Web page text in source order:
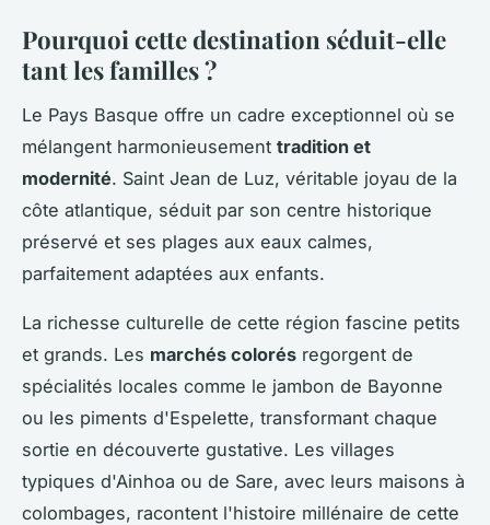
Pourquoi cette destination séduit-elle
tant les familles ?
Le Pays Basque offre un cadre exceptionnel où se
mélangent harmonieusement tradition et
modernité. Saint Jean de Luz, véritable joyau de la
côte atlantique, séduit par son centre historique
préservé et ses plages aux eaux calmes,
parfaitement adaptées aux enfants.
La richesse culturelle de cette région fascine petits
et grands. Les marchés colorés regorgent de
spécialités locales comme le jambon de Bayonne
ou les piments d'Espelette, transformant chaque
sortie en découverte gustative. Les villages
typiques d'Ainhoa ou de Sare, avec leurs maisons à
colombages, racontent l'histoire millénaire de cette